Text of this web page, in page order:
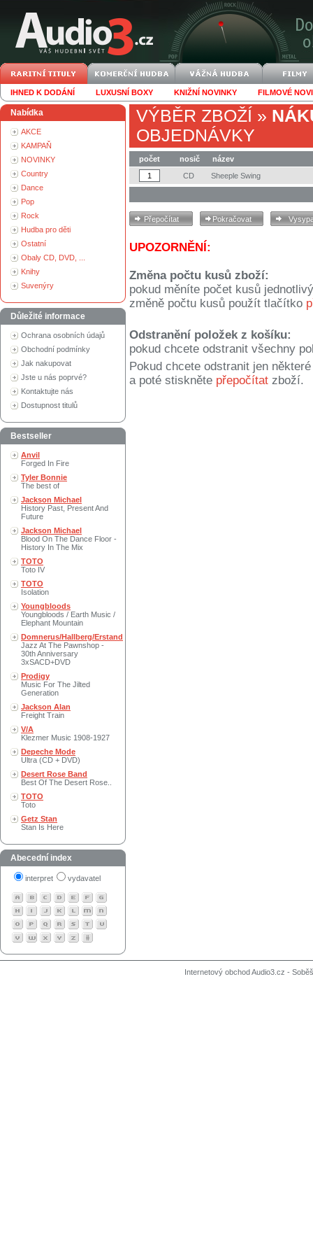
IHNED K DODÁNÍ LUXUSNÍ BOXY KNIŽNÍ NOVINKY FILMOVÉ
Nabídka
AKCE
KAMPAŇ
NOVINKY
Country
Dance
Pop
Rock
Hudba pro děti
Ostatní
Obaly CD, DVD, ...
Knihy
Suvenýry
Důležité informace
Ochrana osobních údajů
Obchodní podmínky
Jak nakupovat
Jste u nás poprvé?
Kontaktujte nás
Dostupnost titulů
Bestseller
Anvil
Forged In Fire
Tyler Bonnie
The best of
Jackson Michael
History Past, Present And
Future
Jackson Michael
Blood On The Dance Floor -
History In The Mix
TOTO
Toto IV
TOTO
Isolation
Youngbloods
Youngbloods / Earth Music /
Elephant Mountain
Domnerus/Hallberg/Erstand
Jazz At The Pawnshop -
30th Anniversary
3xSACD+DVD
Prodigy
Music For The Jilted
Generation
Jackson Alan
Freight Train
V/A
Klezmer Music 1908-1927
Depeche Mode
Ultra (CD + DVD)
Desert Rose Band
Best Of The Desert Rose..
TOTO
Toto
Getz Stan
Stan Is Here
Abecední index
interpret vydavatel
VÝBĚR ZBOŽÍ »
OBJEDNÁVKY
počet nosič
název
CD
Sheeple Swing
UPOZORNĚNÍ:
Změna počtu kusů zboží:
pokud měníte počet kusů
změně počtu kusů použít tlačítko
Odstranění položek z košíku:
pokud chcete odstranit všechny
Pokud chcete odstranit jen
a poté stiskněte přepočítat zboží.
Internetový obchod Audio3.cz -